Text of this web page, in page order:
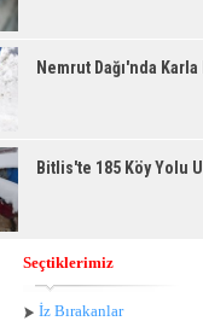
Nemrut Dağı'nda
Bitlis'te 185 Köy Yolu
Seçtiklerimiz
İz Bırakanlar